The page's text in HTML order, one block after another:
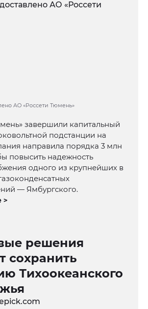
АО «Россети Тюмень»
завершили капитальный
подстанции на
направила порядка 3 млн
повысить надежность
одного из крупнейших в
— Ямбургского.
>
решения
сохранить
Тихоокеанского